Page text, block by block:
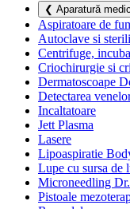
❮ Aparatură
Aspiratoare de
Autoclave si
Centrifuge,
Criochirurgie si
Dermatoscoape
Detectarea
Incaltatoare
Jett Plasma
Lasere
Lipoaspiratie
Lupe cu sursa de
Microneedling
Pistoale